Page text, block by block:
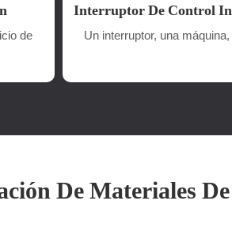
de
Interruptor De Control
Un interruptor, una
De Materiales